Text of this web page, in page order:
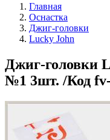
Главная
Оснастка
Джиг-головки
Lucky John
Джиг-головки
№1 3шт. /Код fv-